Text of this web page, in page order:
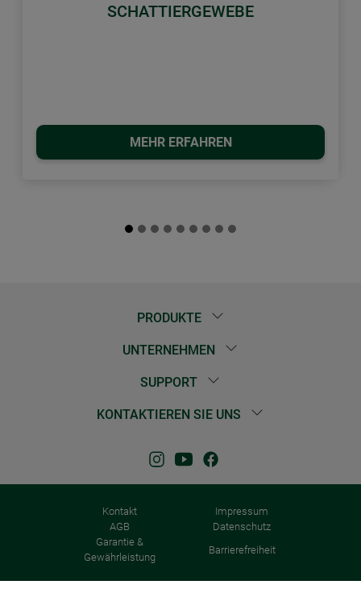
SCHATTIERGEWEBE
MEHR ERFAHREN
PRODUKTE
UNTERNEHMEN
SUPPORT
KONTAKTIEREN SIE UNS
Kontakt
Impressum
AGB
Datenschutz
Garantie &
Gewährleistung
Barrierefreiheit